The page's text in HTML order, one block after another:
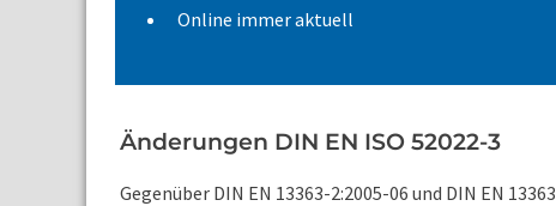
Online immer aktuell
Änderungen DIN EN ISO 52022-3
Gegenüber DIN EN 13363-2:2005-06 und DIN EN